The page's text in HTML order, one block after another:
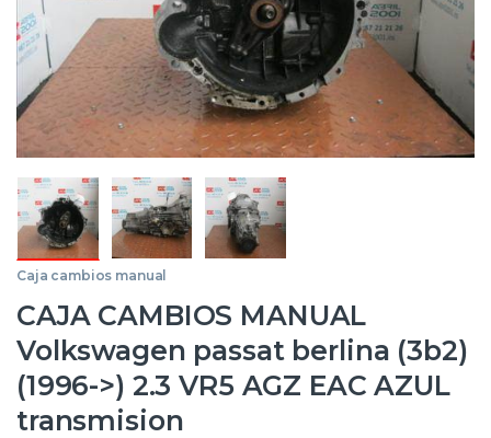
Caja cambios manual
CAJA CAMBIOS MANUAL
Volkswagen passat berlina (3b2)
(1996->) 2.3 VR5 AGZ EAC AZUL
transmision